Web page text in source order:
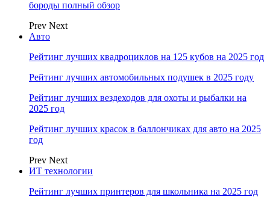
бороды полный обзор
Prev Next
Авто
Рейтинг лучших квадроциклов на 125 кубов на 2025 год
Рейтинг лучших автомобильных подушек в 2025 году
Рейтинг лучших вездеходов для охоты и рыбалки на
2025 год
Рейтинг лучших красок в баллончиках для авто на 2025
год
Prev Next
ИТ технологии
Рейтинг лучших принтеров для школьника на 2025 год